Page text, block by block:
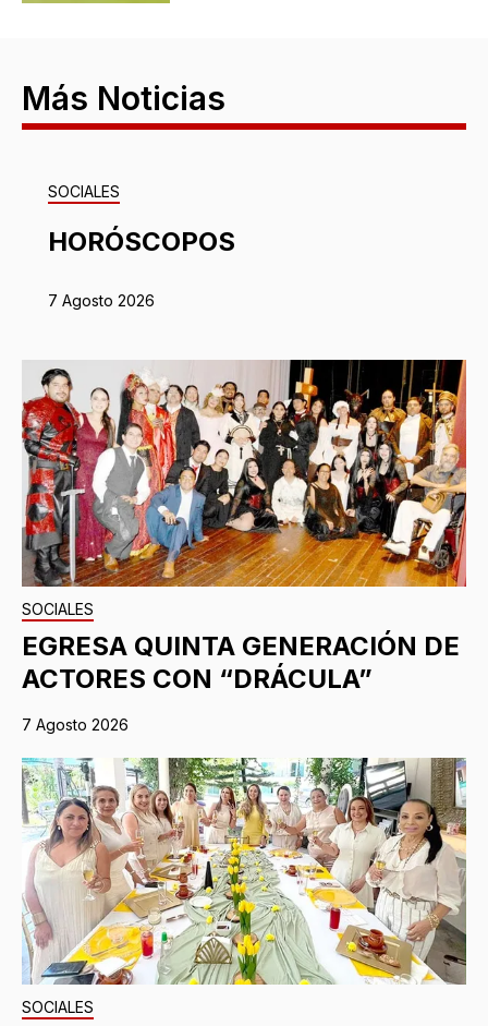
Más Noticias
SOCIALES
HORÓSCOPOS
7 Agosto 2026
SOCIALES
EGRESA QUINTA GENERACIÓN DE
ACTORES CON “DRÁCULA”
7 Agosto 2026
SOCIALES